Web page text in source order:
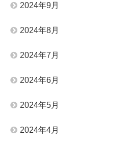
2024年9月
2024年8月
2024年7月
2024年6月
2024年5月
2024年4月